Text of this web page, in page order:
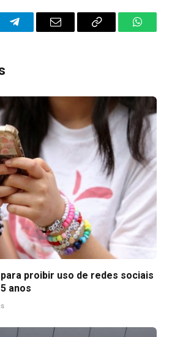
TelegramEmail
Copy
proibir uso de redes sociais
anos